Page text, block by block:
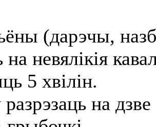
(дарэчы,
невялікія
5 хвілін.
на